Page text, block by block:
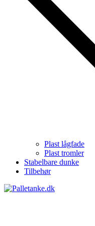
Plast lågfade
Plast tromler
Stabelbare dunke
Tilbehør